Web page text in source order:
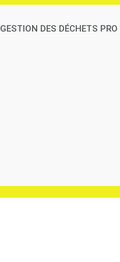
GESTION DES DÉCHETS PRO